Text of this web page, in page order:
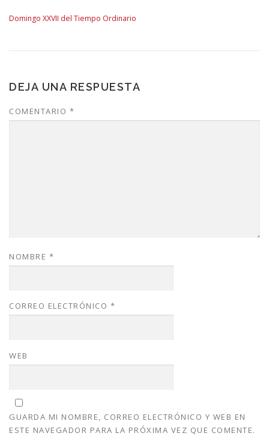
Domingo XXVII del Tiempo Ordinario
DEJA UNA RESPUESTA
COMENTARIO *
NOMBRE *
CORREO ELECTRÓNICO *
WEB
GUARDA MI NOMBRE, CORREO ELECTRÓNICO Y WEB EN
ESTE NAVEGADOR PARA LA PRÓXIMA VEZ QUE COMENTE.